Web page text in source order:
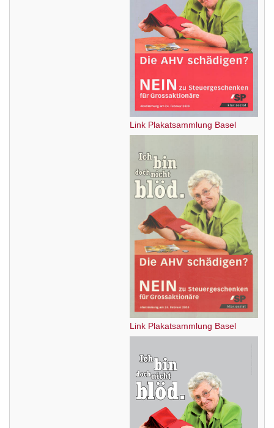
Link Plakatsammlung Basel
Link Plakatsammlung Basel